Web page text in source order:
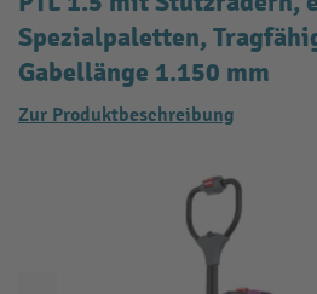
Spezialpaletten,
Gabellänge 1.150 mm
Zur Produktbeschreibung